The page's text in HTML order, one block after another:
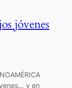
jóvenes
y en